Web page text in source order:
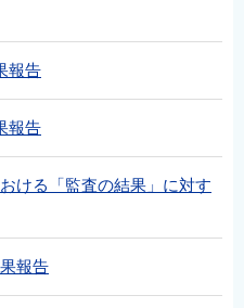
報告
報告
ける「監査の結果」に対す
報告